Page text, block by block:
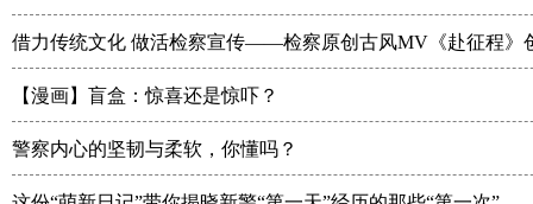
借力传统文化 做活检察宣传——检察原创古风MV《赴征程》
【漫画】盲盒：惊喜还是惊吓？
警察内心的坚韧与柔软，你懂吗？